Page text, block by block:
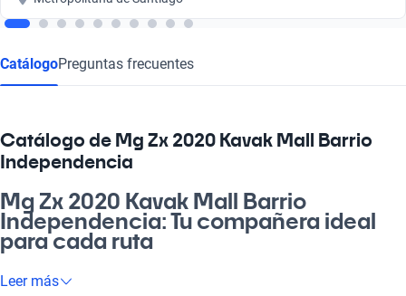
CatálogoPreguntas frecuentes
Catálogo de Mg Zx 2020 Kavak Mall Barrio
Independencia
Mg Zx 2020 Kavak Mall Barrio
Independencia: Tu compañera ideal
para cada ruta
Si buscas un auto que te acompañe en cada aventura o en tu
Leer más